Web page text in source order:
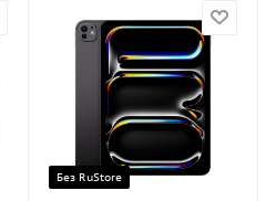
Без RuStore